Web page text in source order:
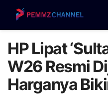
HP Lipat
W26 Resmi
Harganya